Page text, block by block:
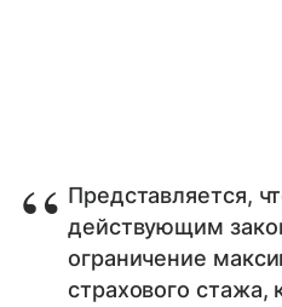
Представляется,
действующим
ограничение
страхового